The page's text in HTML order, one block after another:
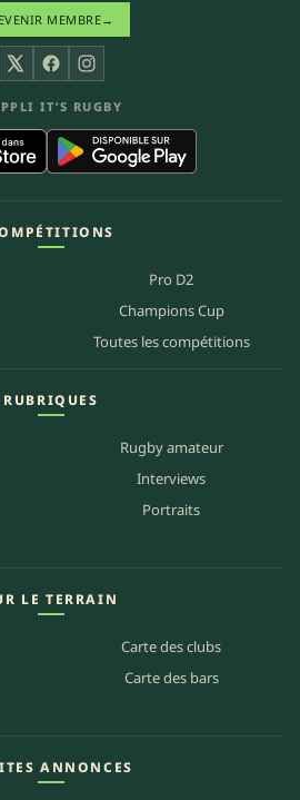
MEMBRE→
X FacebookInstagram
IT’S RUGBY
Pro D2
Champions Cup
Toutes les compétitions
RUBRIQUES
Rugby amateur
Interviews
Portraits
LE TERRAIN
Carte des clubs
Carte des bars
ANNONCES